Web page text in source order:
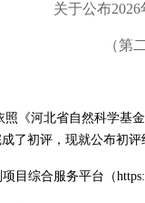
关于公布
（第
《河北省自然科学基
了初评，现就公布初
目综合服务平台（